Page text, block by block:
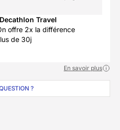
Travel
offre 2x la différence
de 30j
En savoir plus
?